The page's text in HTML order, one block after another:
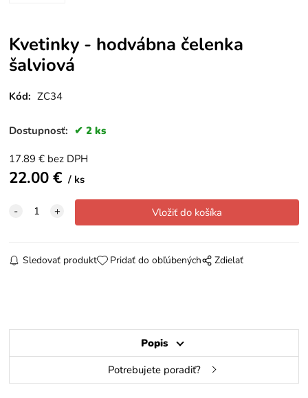
Kvetinky - hodvábna čelenka
šalviová
Kód: ZC34
Dostupnosť: 2 ks
17.89 € bez DPH
22.00€ ks
Sledovať produkt Pridať do obľúbených Zdielať
Popis
Potrebujete poradiť?